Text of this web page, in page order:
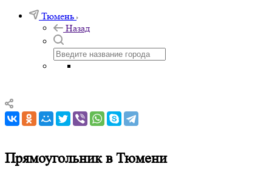
Тюмень
Назад
Прямоугольник в Тюмени